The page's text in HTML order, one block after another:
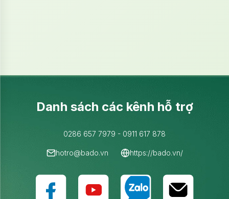
Danh sách các kênh hỗ trợ
0286 657 7979 - 0911 617 878
hotro@bado.vn https://bado.vn/